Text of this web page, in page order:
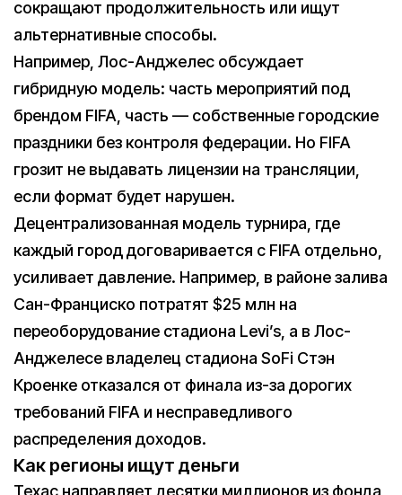
сокращают продолжительность или ищут
альтернативные способы.
Например, Лос-Анджелес обсуждает
гибридную модель: часть мероприятий под
брендом FIFA, часть — собственные городские
праздники без контроля федерации. Но FIFA
грозит не выдавать лицензии на трансляции,
если формат будет нарушен.
Децентрализованная модель турнира, где
каждый город договаривается с FIFA отдельно,
усиливает давление. Например, в районе залива
Сан-Франциско потратят $25 млн на
переоборудование стадиона Levi’s, а в Лос-
Анджелесе владелец стадиона SoFi Стэн
Кроенке отказался от финала из-за дорогих
требований FIFA и несправедливого
распределения доходов.
Как регионы ищут деньги